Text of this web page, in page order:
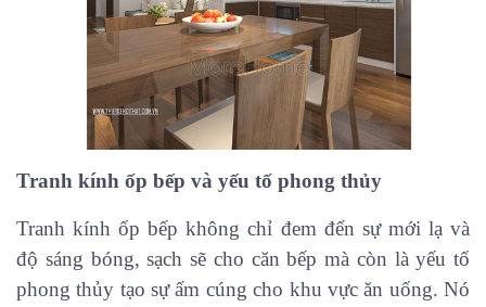
Tranh kính ốp bếp và yếu tố phong thủy
Tranh kính ốp bếp không chỉ đem đến sự mới lạ và
độ sáng bóng, sạch sẽ cho căn bếp mà còn là yếu tố
phong thủy tạo sự ấm cúng cho khu vực ăn uống. Nó